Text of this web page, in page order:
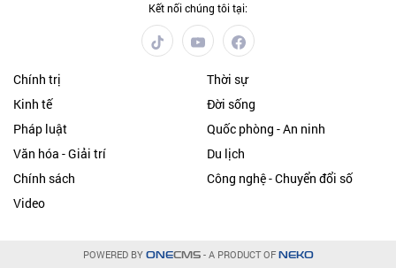
Kết nối chúng tôi tại:
Chính trị
Thời sự
Kinh tế
Đời sống
Pháp luật
Quốc phòng - An ninh
Văn hóa - Giải trí
Du lịch
Chính sách
Công nghệ - Chuyển đổi số
Video
POWERED BY ONECMS- A PRODUCT OF NEKO